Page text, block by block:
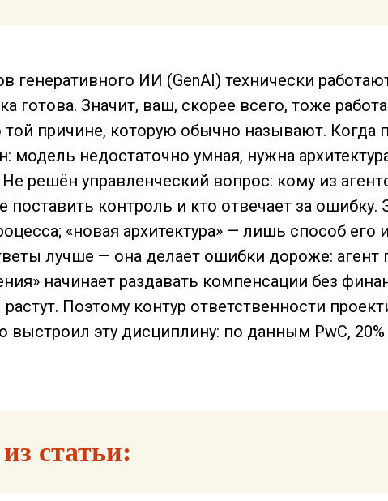
генеративного ИИ (GenAI) технически
готова. Значит, ваш, скорее всего, тоже
причине, которую обычно называют. Когда
модель недостаточно умная, нужна
решён управленческий вопрос: кому из
поставить контроль и кто отвечает за ошибку.
«новая архитектура» — лишь способ его
лучше — она делает ошибки дороже:
начинает раздавать компенсации без
Поэтому контур ответственности
выстроил эту дисциплину: по данным PwC,
статьи: